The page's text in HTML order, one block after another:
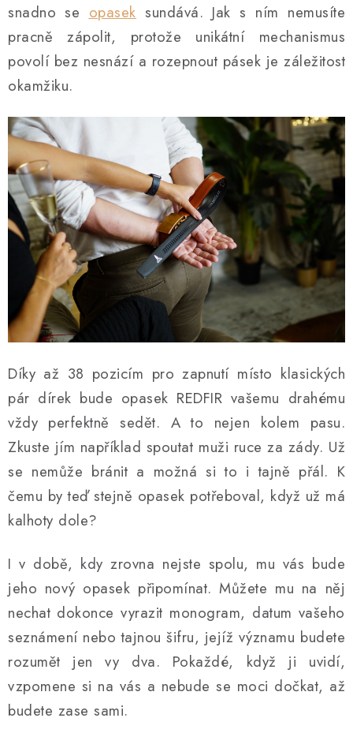
snadno se opasek sundává. Jak s ním nemusíte
pracně zápolit, protože unikátní mechanismus
povolí bez nesnází a rozepnout pásek je záležitost
okamžiku.
Díky až 38 pozicím pro zapnutí místo klasických
pár dírek bude opasek REDFIR vašemu drahému
vždy perfektně sedět. A to nejen kolem pasu.
Zkuste jím například spoutat muži ruce za zády. Už
se nemůže bránit a možná si to i tajně přál. K
čemu by teď stejně opasek potřeboval, když už má
kalhoty dole?
I v době, kdy zrovna nejste spolu, mu vás bude
jeho nový opasek připomínat. Můžete mu na něj
nechat dokonce vyrazit monogram, datum vašeho
seznámení nebo tajnou šifru, jejíž významu budete
rozumět jen vy dva. Pokaždé, když ji uvidí,
vzpomene si na vás a nebude se moci dočkat, až
budete zase sami.